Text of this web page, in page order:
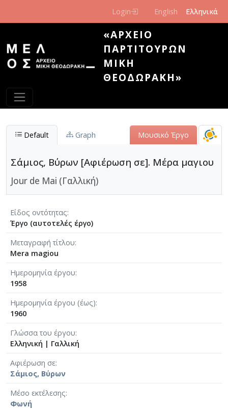
Login English Ελληνικά
«ΑΡΧΕΊΟ
ΠΑΡΤΙΤΟΎΡΩΝ
ΜΊΚΗ
ΘΕΟΔΩΡΆΚΗ»
Default Graph Μουσικό Έργο
Σάμιος, Βύρων [Αφιέρωση σε]. Μέρα μαγιου
Jour de Mai (Γαλλική)
Είδος οντότητας
Έργο (αυτοτελές έργο)
Μεταγραφή τίτλου
Mera magiou
Ημερομηνία έργου
1958
Ημερομηνία έργου (έως)
1960
Γλώσσα του έργου
Ελληνική | Γαλλική
Αφιέρωση σε
Σάμιος, Βύρων
Μέσο εκτέλεσης
Φωνή